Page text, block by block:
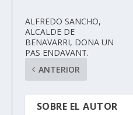
ALFREDO SANCHO,
ALCALDE DE
BENAVARRI, DONA UN
PAS ENDAVANT.
ANTERIOR
SOBRE EL AUTOR